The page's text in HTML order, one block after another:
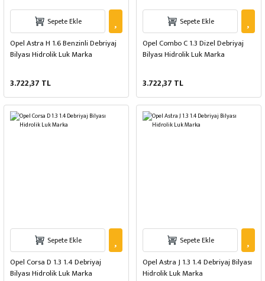
Sepete Ekle
Opel Astra H 1.6 Benzinli Debriyaj
Bilyası Hidrolik Luk Marka
3.722,37 TL
Sepete Ekle
Opel Combo C 1.3 Dizel Debriyaj
Bilyası Hidrolik Luk Marka
3.722,37 TL
Sepete Ekle
Opel Corsa D 1.3 1.4 Debriyaj
Bilyası Hidrolik Luk Marka
Sepete Ekle
Opel Astra J 1.3 1.4 Debriyaj Bilyası
Hidrolik Luk Marka